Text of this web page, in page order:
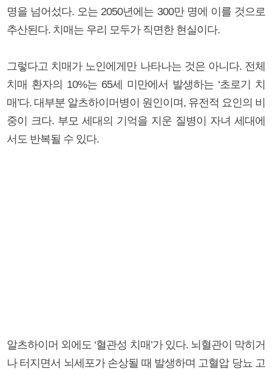
명을 넘어섰다. 오는 2050년에는 300만 명에 이를 것으로
추산된다. 치매는 우리 모두가 직면한 현실이다.
그렇다고 치매가 노인에게만 나타나는 것은 아니다. 전체
치매 환자의 10%는 65세 미만에서 발생하는 ‘초로기 치
매’다. 대부분 알츠하이머병이 원인이며, 유전적 요인의 비
중이 크다. 부모 세대의 기억을 지운 질병이 자녀 세대에
서도 반복될 수 있다.
알츠하이머 외에도 ‘혈관성 치매’가 있다. 뇌혈관이 막히거
나 터지면서 뇌세포가 손상될 때 발생하며 고혈압 당뇨 고